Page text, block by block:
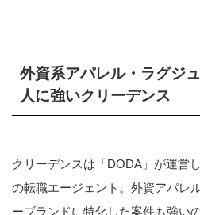
外資系アパレル・ラグジ
人に強いクリーデンス
クリーデンスは「DODA」が運営
の転職エージェント。外資アパレ
ーブランドに特化した案件も強い